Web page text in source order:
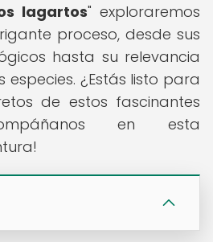
lagartos" exploraremos
proceso, desde sus
hasta su relevancia
¿Estás listo para
de estos fascinantes
en esta